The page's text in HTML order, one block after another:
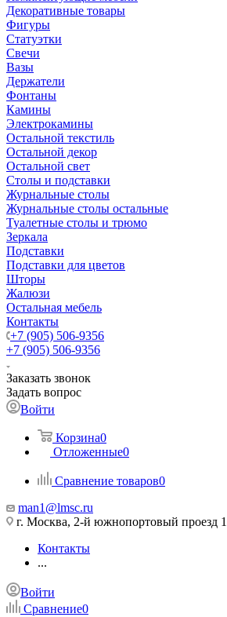
Декоративные товары
Фигуры
Статуэтки
Свечи
Вазы
Держатели
Фонтаны
Камины
Электрокамины
Остальной текстиль
Остальной декор
Остальной свет
Столы и подставки
Журнальные столы
Журнальные столы остальные
Туалетные столы и трюмо
Зеркала
Подставки
Подставки для цветов
Шторы
Жалюзи
Остальная мебель
Контакты
+7 (905) 506-9356
+7 (905) 506-9356
Заказать звонок
Задать вопрос
Войти
Корзина0
Отложенные0
Сравнение товаров0
man1@lmsc.ru
г. Москва, 2-й южнопортовый проезд
Контакты
...
Войти
Сравнение0